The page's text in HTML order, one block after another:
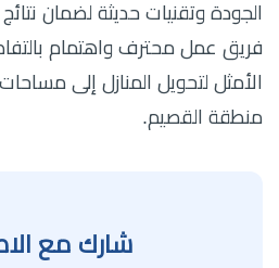
الجودة وتقنيات حديثة لضمان
فريق عمل محترف واهتمام
الأمثل لتحويل المنازل إلى
منطقة القصيم.
شارك مع